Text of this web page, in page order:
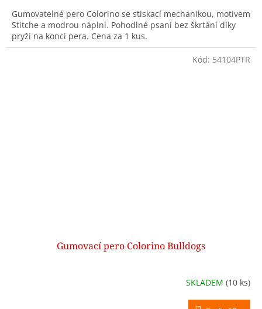
Gumovatelné pero Colorino se stiskací mechanikou, motivem
Stitche a modrou náplní. Pohodlné psaní bez škrtání díky
pryži na konci pera. Cena za 1 kus.
Gumovací pero Colorino Bulldogs
SKLADEM (10 ks)
Kód: 54104PTR